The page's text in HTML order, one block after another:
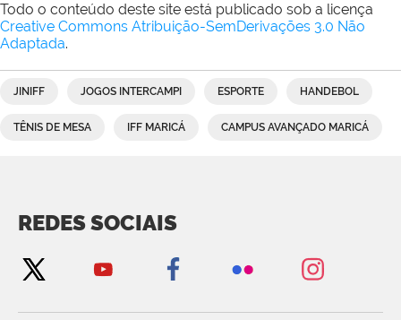
Todo o conteúdo deste site está publicado sob a licença
Creative Commons Atribuição-SemDerivações 3.0 Não
Adaptada.
JINIFF JOGOS INTERCAMPI ESPORTE HANDEBOL
TÊNIS DE MESA IFF MARICÁ CAMPUS AVANÇADO MARICÁ
REDES SOCIAIS